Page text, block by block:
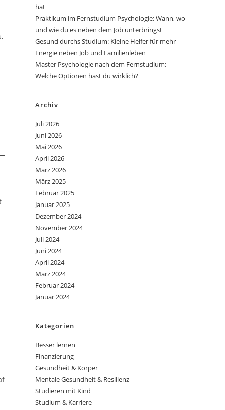
hat
Praktikum im Fernstudium Psychologie: Wann, wo
und wie du es neben dem Job unterbringst
Gesund durchs Studium: Kleine Helfer für mehr
Energie neben Job und Familienleben
Master Psychologie nach dem Fernstudium:
Welche Optionen hast du wirklich?
Archiv
Juli 2026
Juni 2026
Mai 2026
April 2026
März 2026
März 2025
Februar 2025
Januar 2025
Dezember 2024
November 2024
Juli 2024
Juni 2024
April 2024
März 2024
Februar 2024
Januar 2024
Kategorien
Besser lernen
Finanzierung
Gesundheit & Körper
Mentale Gesundheit & Resilienz
Studieren mit Kind
Studium & Karriere